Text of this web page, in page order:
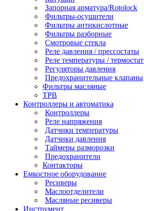
Запорная арматура/Rotolock
Фильтры-осушители
Фильтры антикислотные
Фильтры разборные
Смотровые стекла
Реле давления / прессостаты
Реле температуры / термостат
Регуляторы давления
Предохранительные клапаны
Фильтры масляные
ТРВ
Контроллеры и автоматика
Контроллеры
Реле напряжения
Датчики температуры
Датчики давления
Таймеры разморозки
Предохранители
Контакторы
Емкостное оборудование
Ресиверы
Маслоотделители
Масляные ресиверы
Инструмент